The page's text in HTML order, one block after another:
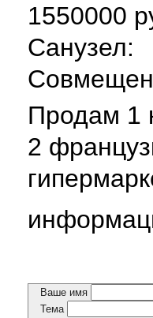
1550000
Санузел:
Продам 1
2
Ваше имя
Тема